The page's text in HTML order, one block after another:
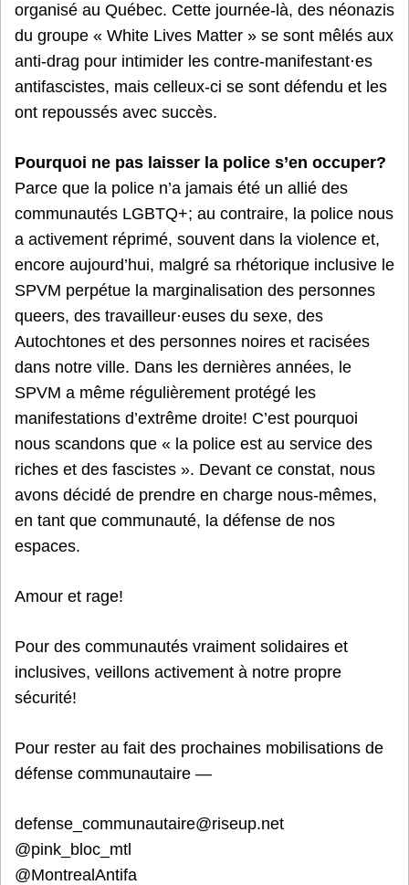
organisé au Québec. Cette journée-là, des néonazis
du groupe « White Lives Matter » se sont mêlés aux
anti-drag pour intimider les contre-manifestant·es
antifascistes, mais celleux-ci se sont défendu et les
ont repoussés avec succès.
Pourquoi ne pas laisser la police s’en occuper?
Parce que la police n’a jamais été un allié des
communautés LGBTQ+; au contraire, la police nous
a activement réprimé, souvent dans la violence et,
encore aujourd’hui, malgré sa rhétorique inclusive le
SPVM perpétue la marginalisation des personnes
queers, des travailleur·euses du sexe, des
Autochtones et des personnes noires et racisées
dans notre ville. Dans les dernières années, le
SPVM a même régulièrement protégé les
manifestations d’extrême droite! C’est pourquoi
nous scandons que « la police est au service des
riches et des fascistes ». Devant ce constat, nous
avons décidé de prendre en charge nous-mêmes,
en tant que communauté, la défense de nos
espaces.
Amour et rage!
Pour des communautés vraiment solidaires et
inclusives, veillons activement à notre propre
sécurité!
Pour rester au fait des prochaines mobilisations de
défense communautaire —
defense_communautaire@riseup.net
@pink_bloc_mtl
@MontrealAntifa